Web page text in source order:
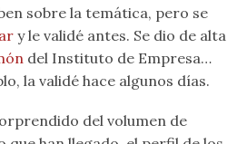
sobre la temática, pero se
y le validé antes. Se dio de alta
del Instituto de Empresa…
la validé hace algunos días.
del volumen de